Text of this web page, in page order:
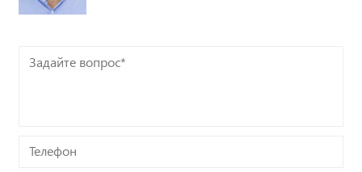
Задайте
Телефон